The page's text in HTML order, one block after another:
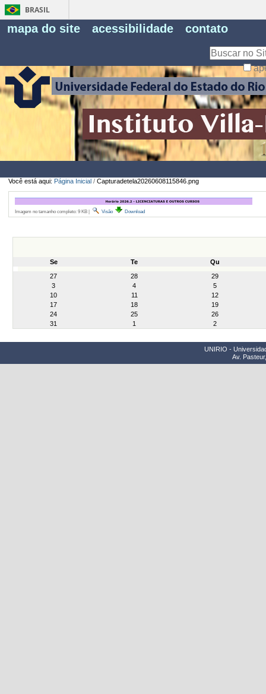
BRASIL
mapa do site acessibilidade contato
Você está aqui: Página Inicial / Capturadetela20260608115846.png
Imagem no tamanho completo: 9 KB| Visão Download
Se Te
Qu
27
28
29
3
4
5
10
11
12
17
18
19
24
25
26
31
1 2
UNIRIO -
Av.